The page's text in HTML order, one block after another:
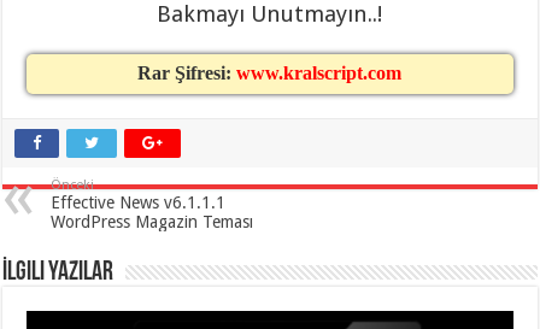
gaziantep
evden
taşımacılık,
taşımacılık,
gaziantep
asansörlü
taşıma
gaziantep
eve
taşımacılık,
Bakmayı Unutmayın..!
Rar Şifresi:www.kralscript.com
Önceki
Effective News v6.1.1.1
WordPress Magazin Teması
İlgili Yazılar